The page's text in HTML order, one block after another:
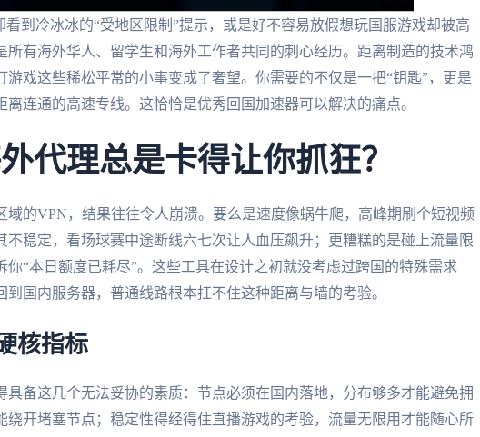
到冷冰冰的“受地区限制”提示，或是好不容易放假想玩国服游戏却被高
有海外华人、留学生和海外工作者共同的刺心经历。距离制造的技术鸿
游戏这些稀松平常的小事变成了奢望。你需要的不仅是一把“钥匙”，更是
连通的高速专线。这恰恰是优秀回国加速器可以解决的痛点。
代理总是卡得让你抓狂？
域的VPN，结果往往令人崩溃。要么是速度像蜗牛爬，高峰期刷个短视频
不稳定，看场球赛中途断线六七次让人血压飙升；更糟糕的是碰上流量限
“本日额度已耗尽”。这些工具在设计之初就没考虑过跨国的特殊需求
国内服务器，普通线路根本扛不住这种距离与墙的考验。
核指标
具备这几个无法妥协的素质：节点必须在国内落地，分布够多才能避免拥
绕开堵塞节点；稳定性得经得住直播游戏的考验，流量无限用才能随心所